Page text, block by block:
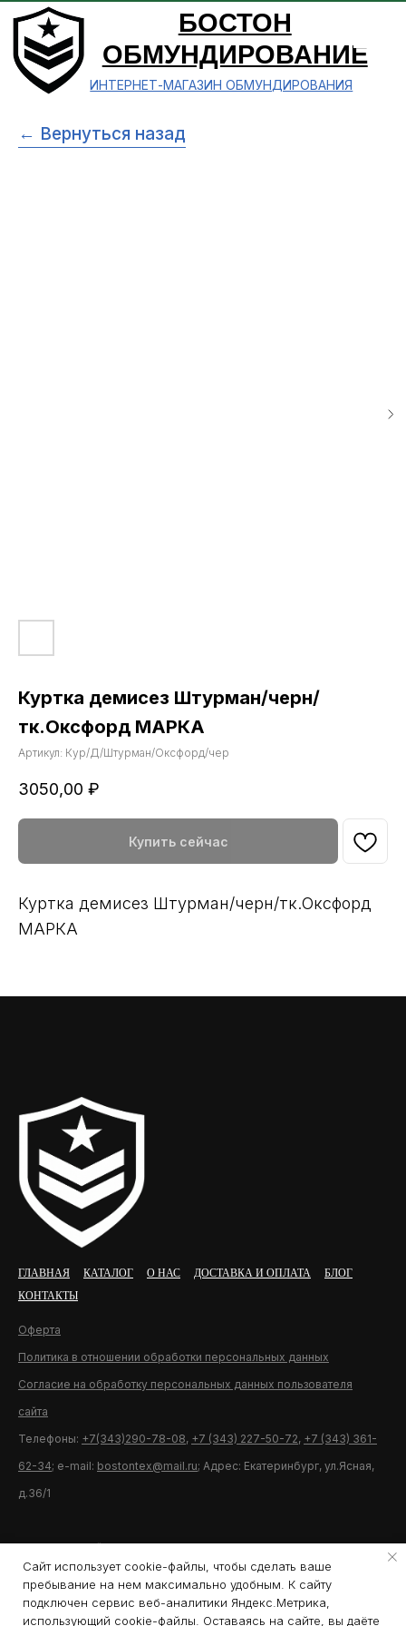
БОСТОН
ОБМУНДИРОВАНИЕ
ИНТЕРНЕТ-МАГАЗИН ОБМУНДИРОВАНИЯ
← Вернуться назад
Куртка демисез Штурман/черн/
тк.Оксфорд МАРКА
Артикул: Кур/Д/Штурман/Оксфорд/чер
3050,00 ₽
Купить сейчас
Куртка демисез Штурман/черн/тк.Оксфорд
МАРКА
ГЛАВНАЯ КАТАЛОГ О НАС ДОСТАВКА И ОПЛАТА
БЛОГ
КОНТАКТЫ
Оферта
Политика в отношении обработки персональных данных
Согласие на обработку персональных данных пользователя
сайта
Телефоны: +7(343)290-78-08, +7 (343) 227-50-72, +7 (343) 361-
62-34; e-mail: bostontex@mail.ru; Адрес: Екатеринбург, ул.Ясная,
д.36/1
Разработка сайта U11.ru
Сайт использует cookie-файлы, чтобы сделать ваше
пребывание на нем максимально удобным. К cайту
подключен сервис веб-аналитики Яндекс.Метрика,
использующий cookie-файлы. Оставаясь на сайте, вы даёте